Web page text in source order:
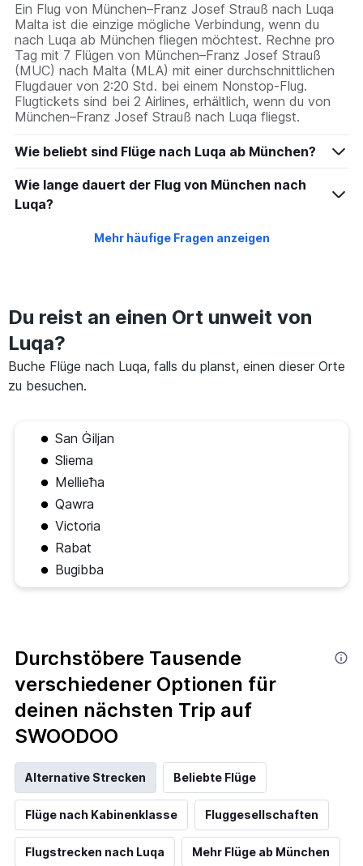
Ein Flug von München–Franz Josef Strauß nach Luqa
Malta ist die einzige mögliche Verbindung, wenn du
nach Luqa ab München fliegen möchtest. Rechne pro
Tag mit 7 Flügen von München–Franz Josef Strauß
(MUC) nach Malta (MLA) mit einer durchschnittlichen
Flugdauer von 2:20 Std. bei einem Nonstop-Flug.
Flugtickets sind bei 2 Airlines, erhältlich, wenn du von
München–Franz Josef Strauß nach Luqa fliegst.
Wie beliebt sind Flüge nach Luqa ab München?
Wie lange dauert der Flug von München nach
Luqa?
Mehr häufige Fragen anzeigen
Du reist an einen Ort unweit von
Luqa?
Buche Flüge nach Luqa, falls du planst, einen dieser Orte
zu besuchen.
San Ġiljan
Sliema
Mellieħa
Qawra
Victoria
Rabat
Bugibba
Durchstöbere Tausende
verschiedener Optionen für
deinen nächsten Trip auf
SWOODOO
Alternative Strecken Beliebte Flüge
Flüge nach Kabinenklasse Fluggesellschaften
Flugstrecken nach Luqa Mehr Flüge ab München